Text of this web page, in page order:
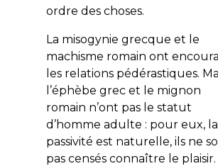
ordre des choses.
La misogynie grecque et le
machisme romain ont
les relations pédérastiques.
l’éphèbe grec et le mignon
romain n’ont pas le statut
d’homme adulte : pour eux, la
passivité est naturelle, ils ne
pas censés connaître le plaisir.